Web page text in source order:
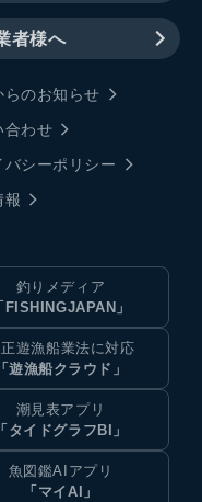
者様へ
らのお知らせ
合わせ
バシーポリシー
報
釣りメディア
FISHINGJAPAN」
遊漁船業法に対応
「遊漁船クラウド」
潮見表アプリ
「タイドグラフBI」
魚図鑑AIアプリ
「マイAI」